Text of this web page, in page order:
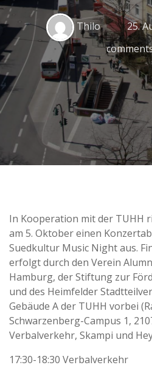
Thilo 25.
In Kooperation mit der TUHH
am 5. Oktober einen
Suedkultur Music Night aus.
erfolgt durch den Verein
Hamburg, der Stiftung zur
und des Heimfelder
Gebäude A der TUHH vorbei
Schwarzenberg-Campus 1,
Verbalverkehr, Skampi und
17:30-18:30 Verbalverkehr